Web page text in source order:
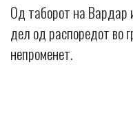
Од таборот на Вардар
дел од распоредот во
непроменет.